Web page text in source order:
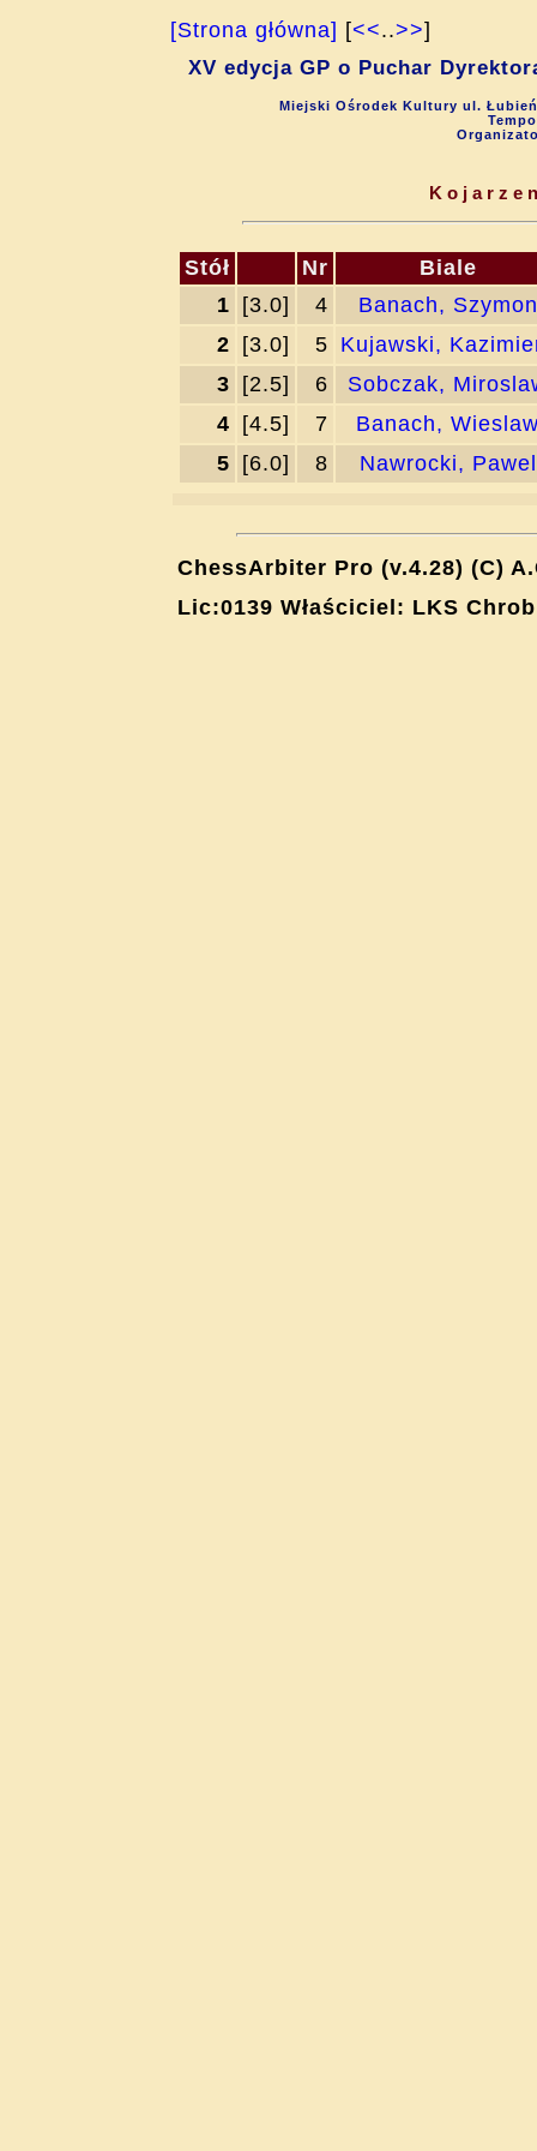
[Strona główna] [<<..>>]
XV edycja GP o Puchar
Miejski Ośrodek Kultury ul.
Stół Nr
Biale
1
[3.0] 4
Banach, Szymon
2
[3.0] 5 Kujawski,
3
[2.5] 6
Sobczak,
4
[4.5] 7
Banach,
5
[6.0] 8 Nawrocki, Pawel
ChessArbiter Pro (v.4.28) (C)
Lic:0139 Właściciel: LKS